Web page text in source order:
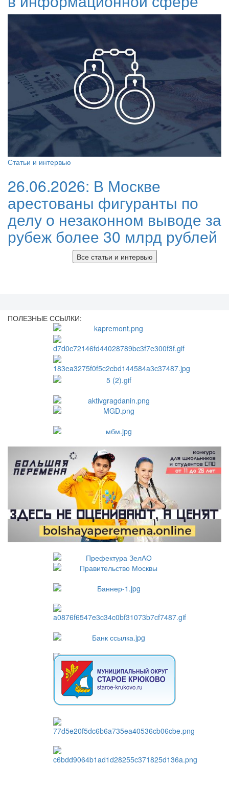
Статьи и интервью
26.06.2026: В Москве
арестованы фигуранты по
делу о незаконном выводе за
рубеж более 30 млрд рублей
Все статьи и интервью
ПОЛЕЗНЫЕ ССЫЛКИ: